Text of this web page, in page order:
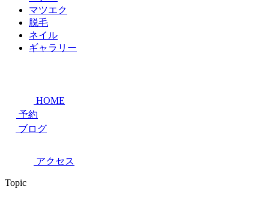
マツエク
脱毛
ネイル
ギャラリー
HOME
予約
ブログ
アクセス
Topic